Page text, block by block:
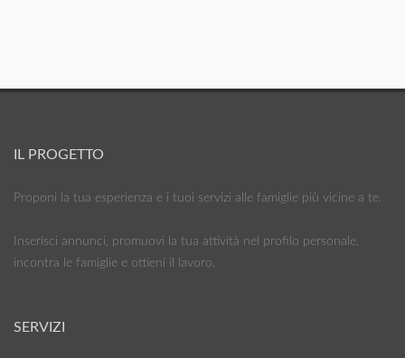
IL PROGETTO
Proponi la tua esperienza e i tuoi servizi alle famiglie più vicine a te.
Inserisci annunci, promuovi la tua attività nel profilo personale,
incontra le famiglie e ottieni il lavoro.
SERVIZI